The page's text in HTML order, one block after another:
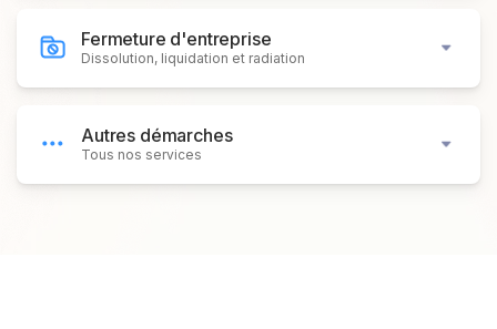
Fermeture d'entreprise
Dissolution, liquidation et radiation
Autres démarches
Tous nos services